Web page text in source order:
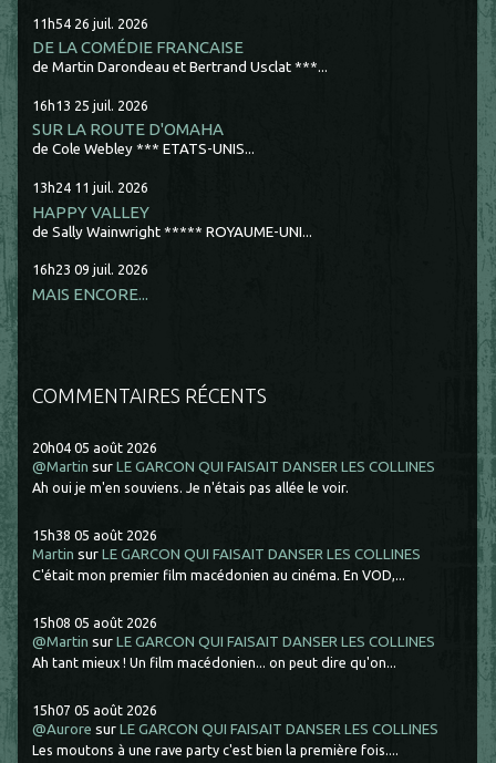
11h54 26 juil. 2026
DE LA COMÉDIE FRANCAISE
de Martin Darondeau et Bertrand Usclat ***...
16h13 25 juil. 2026
SUR LA ROUTE D'OMAHA
de Cole Webley *** ETATS-UNIS...
13h24 11 juil. 2026
HAPPY VALLEY
de Sally Wainwright ***** ROYAUME-UNI...
16h23 09 juil. 2026
MAIS ENCORE...
COMMENTAIRES RÉCENTS
20h04 05 août 2026
@Martin surLE GARCON QUI FAISAIT DANSER LES COLLINES
Ah oui je m'en souviens. Je n'étais pas allée le voir.
15h38 05 août 2026
Martin surLE GARCON QUI FAISAIT DANSER LES COLLINES
C'était mon premier film macédonien au cinéma. En VOD,...
15h08 05 août 2026
@Martin surLE GARCON QUI FAISAIT DANSER LES COLLINES
Ah tant mieux ! Un film macédonien... on peut dire qu'on...
15h07 05 août 2026
@Aurore surLE GARCON QUI FAISAIT DANSER LES COLLINES
Les moutons à une rave party c'est bien la première fois....